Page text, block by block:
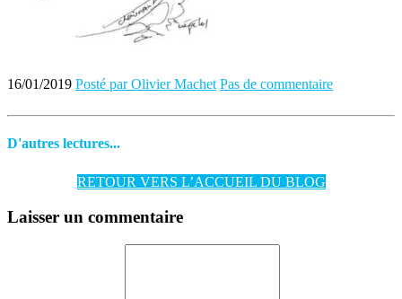
16/01/2019 Posté par Olivier Machet Pas de commentaire
D'autres lectures...
RETOUR VERS L’ACCUEIL DU BLOG
Laisser un commentaire